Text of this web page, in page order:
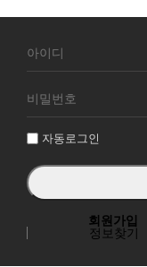
원
그
자동로그인
회원가입
정보찾기